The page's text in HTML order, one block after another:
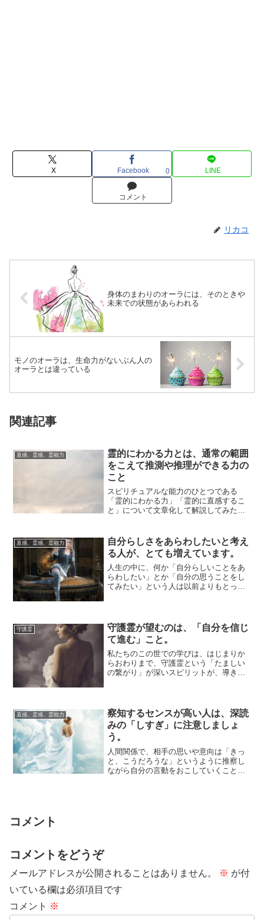
X Facebook 0 LINE
コメント
リカコ
身体のまわりのオーラには、そのときや
未来での状態があらわれる
モノのオーラは、生命力がないぶん人の
オーラとは違っている
関連記事
直感、霊感、霊能力
霊的にわかる力とは、通常の範囲
をこえて推測や推理ができる力の
こと
スピリチュアルな能力のひとつである
「霊的にわかる力」「霊的に直感するこ
と」について文章化して解説してみたい
直感、霊感、霊能力
自分らしさをあらわしたいと考え
る人が、とても増えています。
人生の中に、何か「自分らしいことをあ
らわしたい」とか「自分の思うことをし
てみたい」という人は以前よりもとって
守護霊
守護霊が望むのは、「自分を信じ
て進む」こと。
私たちのこの世での学びは、はじまりか
らおわりまで、守護霊という「たましい
の繋がり」が深いスピリットが、導きを
直感、霊感、霊能力
察知するセンスが高い人は、深読
みの「しすぎ」に注意しましょ
う。
人間関係で、相手の思いや意向は「きっ
と、こうだろうな」というように推察し
ながら自分の言動をおこしていくこと
コメント
コメントをどうぞ
メールアドレスが公開されることはありません。 ※ が付
いている欄は必須項目です
コメント ※